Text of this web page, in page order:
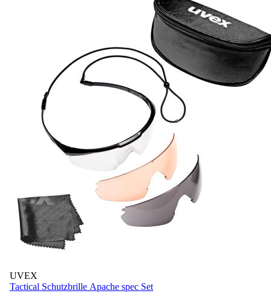
UVEX
Tactical Schutzbrille Apache spec Set